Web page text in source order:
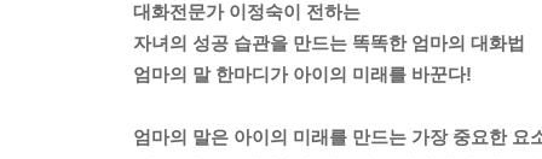
로 바뀔 것이다. 자신감이야말로 인생의 행복과
엔진을 달아주는 셈이니 못할 것이 없지 않을까.
대화전문가 이정숙이 전하는
자녀의 성공 습관을 만드는 똑똑한 엄마의 대화법
엄마의 말 한마디가 아이의 미래를 바꾼다!
엄마의 말은 아이의 미래를 만드는 가장 중요한 요